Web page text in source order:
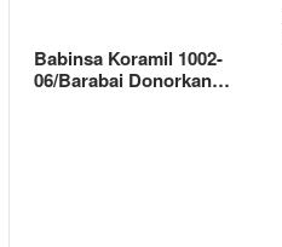
Babinsa Koramil 1002-
06/Barabai Donorkan…